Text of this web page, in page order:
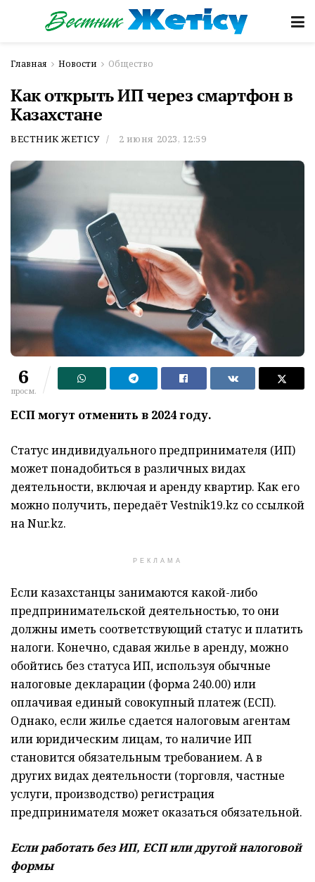
Главная Новости Общество
Как открыть ИП через смартфон в
Казахстане
ВЕСТНИК ЖЕТІСУ 2 июня 2023, 12:59
6
просм.
ЕСП могут отменить в 2024 году.
Статус индивидуального предпринимателя (ИП)
может понадобиться в различных видах
деятельности, включая и аренду квартир. Как его
можно получить, передаёт Vestnik19.kz со ссылкой
на Nur.kz.
РЕКЛАМА
Если казахстанцы занимаются какой-либо
предпринимательской деятельностью, то они
должны иметь соответствующий статус и платить
налоги. Конечно, сдавая жилье в аренду, можно
обойтись без статуса ИП, используя обычные
налоговые декларации (форма 240.00) или
оплачивая единый совокупный платеж (ЕСП).
Однако, если жилье сдается налоговым агентам
или юридическим лицам, то наличие ИП
становится обязательным требованием. А в
других видах деятельности (торговля, частные
услуги, производство) регистрация
предпринимателя может оказаться обязательной.
Если работать без ИП, ЕСП или другой налоговой
формы